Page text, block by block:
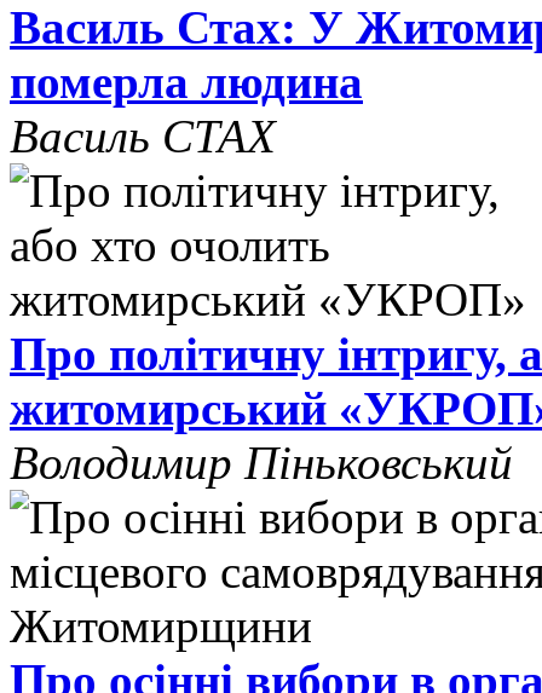
Василь Стах: У
померла людина
Василь СТАХ
Про політичну інтригу,
житомирський
Володимир Піньковський
Про осінні вибори в